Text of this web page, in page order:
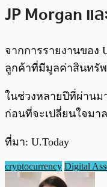
JP Morgan แ
จากการรายงานของ
ลูกค้าที่มีมูลค่าสินทรั
ในช่วงหลายปีที่ผ่านม
ก่อนที่จะเปลี่ยนใจม
ที่มา: U.Today
cryptocurrency Digital